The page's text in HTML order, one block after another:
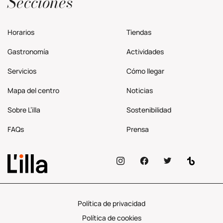
Horarios Tiendas
Gastronomía Actividades
Servicios Cómo llegar
Mapa del centro Noticias
Sobre L’illa Sostenibilidad
FAQs Prensa
Política de privacidad
Política de cookies